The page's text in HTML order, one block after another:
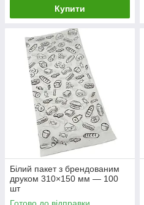
Купити
Білий пакет з брендованим
друком 310×150 мм — 100
шт